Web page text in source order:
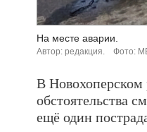
На месте аварии.
Автор: редакция. Фото:
В Новохоперском
обстоятельства
ещё один